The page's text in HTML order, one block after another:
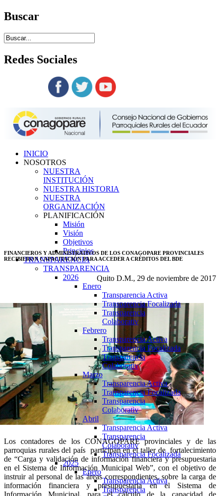
Buscar
Redes Sociales
INICIO
NOSOTROS
NUESTRA
INSTITUCIÓN
NUESTRA HISTORIA
NUESTRA
ORGANIZACIÓN
PLANIFICACIÓN
Misión
Visión
Objetivos
Principios
TRANSPARENCIA
TRANSPARENCIA
2026
Enero
Transparencia Activa
Transparencia Focalizada
Transparencia
Colaborativ
Febrero
Transparencia Activa
Transparencia Focalizada
Transparencia
Colaborativ
Marzo
Transparencia Activa
Transparencia Focalizada
Transparencia
Colaborativ
Abril
Transparencia Activa
Transparencia
Colaborativ
Transparencia Focalizada
2025
Enero
Transparencia Activa
Transparencia
FINANCIEROS Y ADMINISTRATIVOS DE LOS CONAGOPARE PROVINCIALES
RECIBIERON CAPACITACIÓN PARA ACCEDER A CRÉDITOS DEL BDE
Quito D.M., 29 de noviembre de 2017
Los contadores de los CONAGOPARE provinciales y de las
parroquias rurales del país participan en el taller de fortalecimiento
de “Carga y validación de información financiera y presupuestaria
en el Sistema de Información Municipal Web”, con el objetivo de
instruir al personal de las áreas correspondientes, sobre la carga de
información financiera y presupuestaria en el Sistema de
Información Municipal, para el cálculo de la capacidad de